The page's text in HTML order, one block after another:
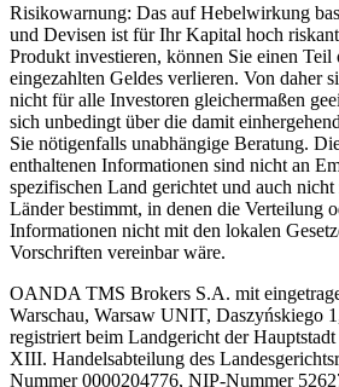
Risikowarnung: Das auf Hebelwirkung
und Devisen ist für Ihr Kapital hoch
Produkt investieren, können Sie einen Teil
eingezahlten Geldes verlieren. Von daher
nicht für alle Investoren gleichermaßen
sich unbedingt über die damit
Sie nötigenfalls unabhängige Beratung.
enthaltenen Informationen sind nicht an
spezifischen Land gerichtet und auch
Länder bestimmt, in denen die Verteilung
Informationen nicht mit den lokalen
Vorschriften vereinbar wäre.
OANDA TMS Brokers S.A. mit
Warschau, Warsaw UNIT, Daszyńskiego
registriert beim Landgericht der
XIII. Handelsabteilung des
Nummer 0000204776, NIP-Nummer